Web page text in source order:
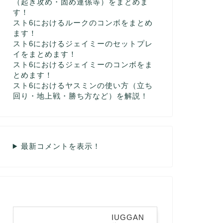
（起き攻め・固め連係等）をまとめま
す！
スト6におけるルークのコンボをまとめ
ます！
スト6におけるジェイミーのセットプレ
イをまとめます！
スト6におけるジェイミーのコンボをま
とめます！
スト6におけるヤスミンの使い方（立ち
回り・地上戦・勝ち方など）を解説！
最新コメントを表示！
IUGGAN